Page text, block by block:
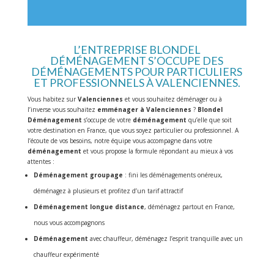
L’ENTREPRISE BLONDEL
DÉMÉNAGEMENT S’OCCUPE DES
DÉMÉNAGEMENTS POUR PARTICULIERS
ET PROFESSIONNELS À VALENCIENNES.
Vous habitez sur Valenciennes et vous souhaitez déménager ou à
l’inverse vous souhaitez emménager à Valenciennes ? Blondel
Déménagement s’occupe de votre déménagement qu’elle que soit
votre destination en France, que vous soyez particulier ou professionnel. A
l’écoute de vos besoins, notre équipe vous accompagne dans votre
déménagement et vous propose la formule répondant au mieux à vos
attentes :
Déménagement groupage : fini les déménagements onéreux,
déménagez à plusieurs et profitez d’un tarif attractif
Déménagement longue distance, déménagez partout en France,
nous vous accompagnons
Déménagement avec chauffeur, déménagez l’esprit tranquille avec un
chauffeur expérimenté